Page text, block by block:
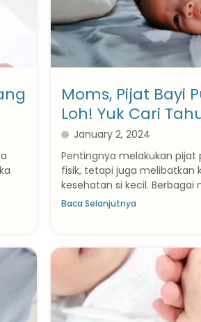
Moms, Pijat Bayi
Loh! Yuk Cari
January 2, 2024
Pentingnya melakukan
fisik, tetapi juga melibatkan
kesehatan si kecil. Berbagai
Baca Selanjutnya